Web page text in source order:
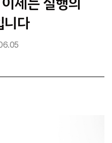
니다